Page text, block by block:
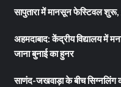
सापुतारा में मानसून फेस्टिवल
अहमदाबाद: केंद्रीय विद्यालय में
जाना बुनाई का हुनर
साणंद-जखवाड़ा के बीच सिग्नलिंग